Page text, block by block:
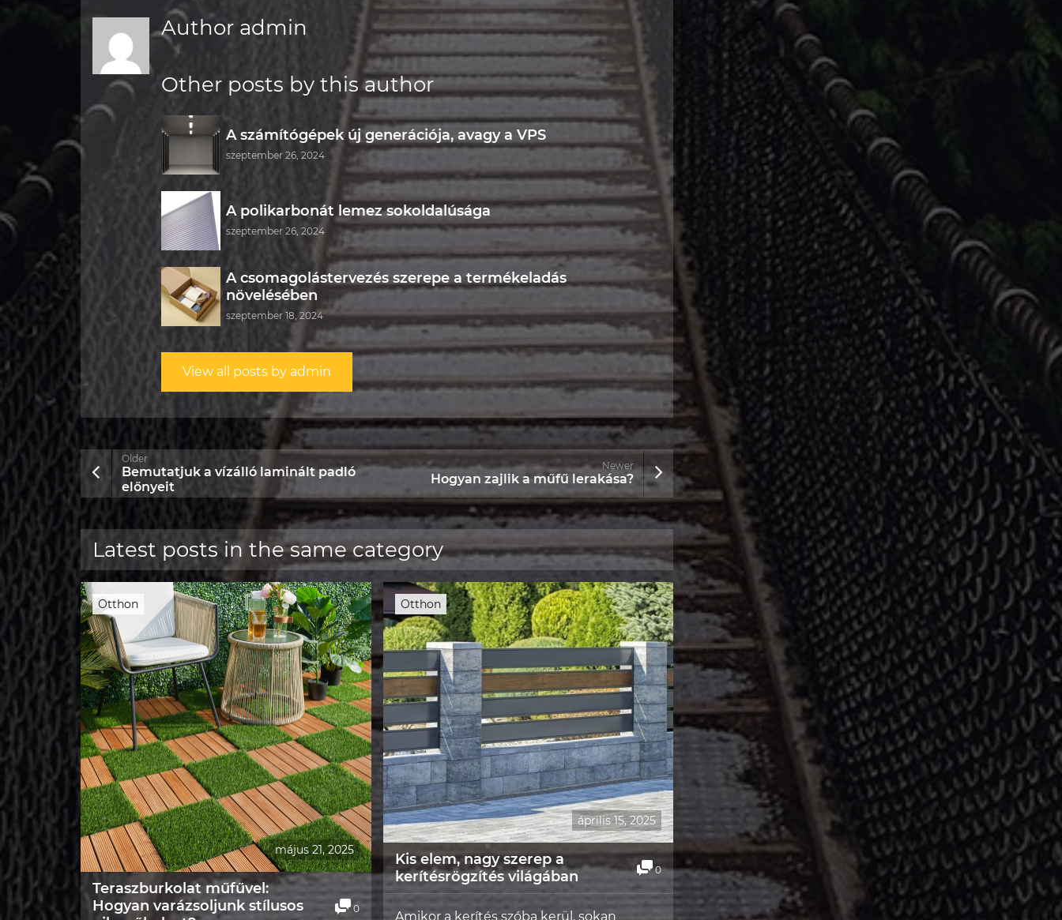
Author admin
Other posts by this author
A számítógépek új generációja, avagy a VPS
szeptember 26, 2024
A polikarbonát lemez sokoldalúsága
szeptember 26, 2024
A csomagolástervezés szerepe a termékeladás
növelésében
szeptember 18, 2024
View all posts by admin
Older
Bemutatjuk a vízálló laminált padló
előnyeit
Newer
Hogyan zajlik a műfű lerakása?
Latest posts in the same category
Otthon
május 21, 2025
Teraszburkolat műfűvel:
Hogyan varázsoljunk stílusos
0
Otthon
április 15, 2025
Kis elem, nagy szerep a
kerítésrögzítés világában
0
Amikor a kerítés szóba kerül, sokan